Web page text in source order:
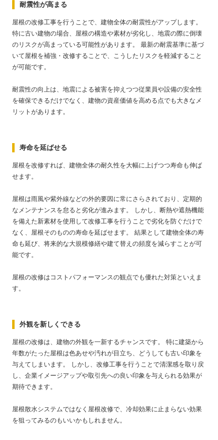
耐震性が高まる
屋根の改修工事を行うことで、建物全体の耐震性がアップします。
特に古い建物の場合、屋根の構造や素材が劣化し、地震の際に倒壊
のリスクが高まっている可能性があります。
最新の耐震基準に基づ
いて屋根を補強・改修することで、こうしたリスクを軽減すること
が可能です。
耐震性の向上は、地震による被害を抑えつつ従業員や設備の安全性
を確保できるだけでなく、建物の資産価値を高める点でも大きなメ
リットがあります。
寿命を延ばせる
屋根を改修すれば、建物全体の耐久性を大幅に上げつつ寿命も伸ば
せます。
屋根は雨風や紫外線などの外的要因に常にさらされており、定期的
なメンテナンスを怠ると劣化が進みます。
しかし、断熱や遮熱機能
を備えた新素材を使用して改修工事を行うことで劣化を防ぐだけで
なく、屋根そのものの寿命を延ばせます。
結果として建物全体の寿
命も延び、将来的な大規模修繕や建て替えの頻度を減らすことが可
能です。
屋根の改修はコストパフォーマンスの観点でも優れた対策といえま
す。
外観を新しくできる
屋根の改修は、建物の外観を一新するチャンスです。
特に建築から
年数がたった屋根は色あせや汚れが目立ち、どうしても古い印象を
与えてしまいます。
しかし、改修工事を行うことで清潔感を取り戻
し、企業イメージアップや取引先への良い印象を与えられる効果が
期待できます。
屋根散水システムではなく屋根改修で、冷却効果に止まらない効果
を狙ってみるのもいいかもしれません。